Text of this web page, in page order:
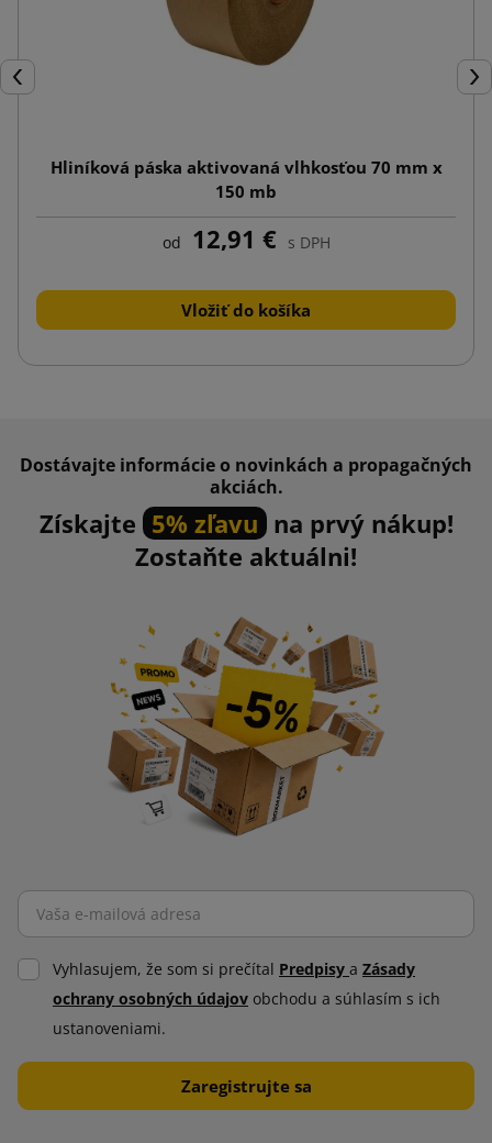
Späť
Hliníková páska aktivovaná vlhkosťou 70 mm x
150 mb
od 12,91 € s DPH
Vložiť do košíka
Dostávajte informácie o novinkách a propagačných
akciách.
Získajte 5% zľavu na prvý nákup!
Zostaňte aktuálni!
Vyhlasujem, že som si prečítal Predpisy a Zásady
ochrany osobných údajov obchodu a súhlasím s ich
ustanoveniami.